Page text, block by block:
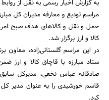
به گزارش اخبار رسمی به نقل از روابط
مراسم تودیع و معارفه مدیران کل
حمل و نقل و کالاهای هدف صبح
کالا و ارز برگزار شد.
در این مراسم گلستانی‌زاده، معاون
ستاد مبارزه با قاچاق کالا و ارز
صادقانه عباس نخعی، مدیرکل
قاسم خورشیدی را به عنوان مدیر